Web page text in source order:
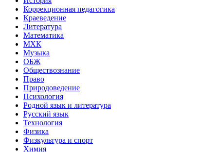
Коррекционная педагогика
Краеведение
Литература
Математика
МХК
Музыка
ОБЖ
Обществознание
Право
Природоведение
Психология
Родной язык и литература
Русский язык
Технология
Физика
Физкультура и спорт
Химия